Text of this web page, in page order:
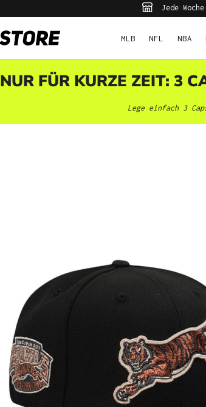
Jede
MLB NFL NBA
NUR FÜR KURZE ZEIT: 3
Lege einfach 3